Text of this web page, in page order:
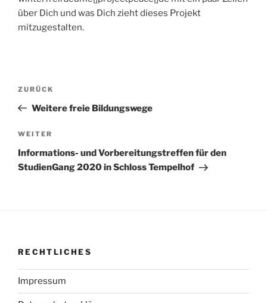
über Dich und was Dich zieht dieses Projekt
mitzugestalten.
Beitragsnavigation
Vorheriger
Beitrag
ZURÜCK
Weitere freie Bildungswege
Nächster
Beitrag
WEITER
Informations- und Vorbereitungstreffen für den
StudienGang 2020 in Schloss Tempelhof
RECHTLICHES
Impressum